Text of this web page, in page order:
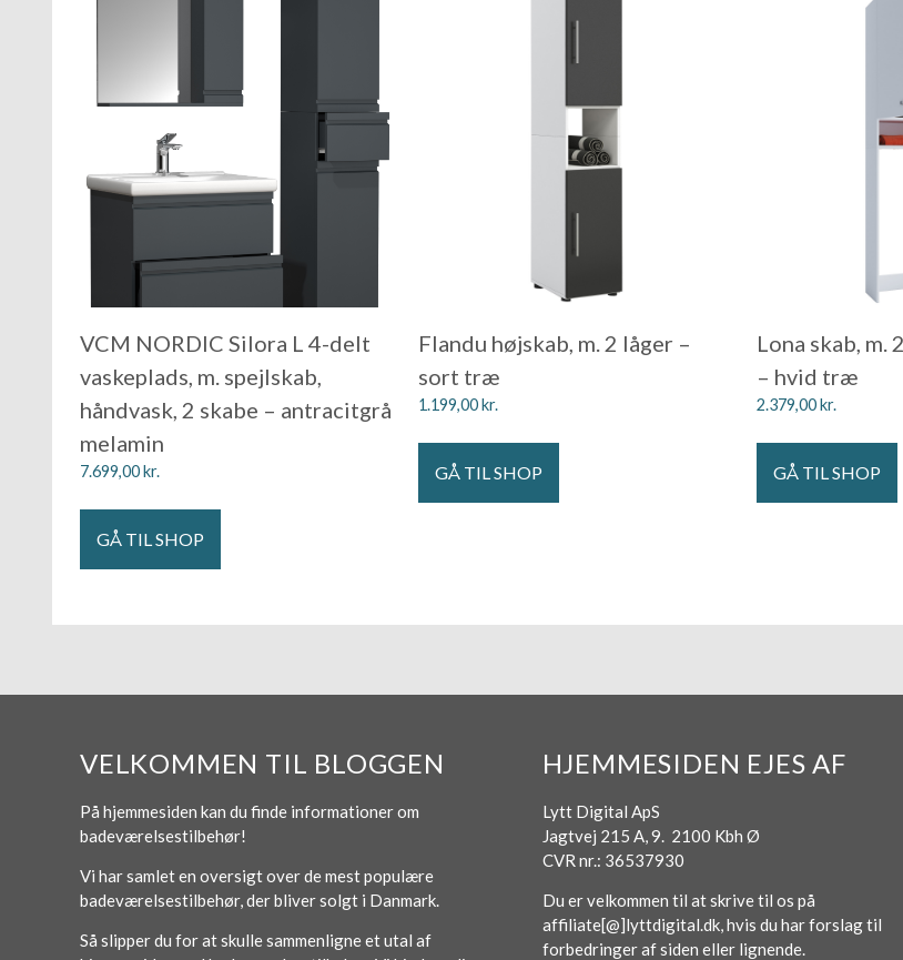
VCM NORDIC Silora L 4-delt
vaskeplads, m. spejlskab,
håndvask, 2 skabe – antracitgrå
melamin
7.699,00kr.
GÅ TIL SHOP
Flandu højskab, m. 2 låger –
sort træ
1.199,00kr.
GÅ TIL SHOP
Lona skab, m.
– hvid træ
2.379,00kr.
GÅ TIL SHOP
VELKOMMEN TIL BLOGGEN
På hjemmesiden kan du finde informationer om
badeværelsestilbehør!
Vi har samlet en oversigt over de mest populære
badeværelsestilbehør, der bliver solgt i Danmark.
Så slipper du for at skulle sammenligne et utal af
HJEMMESIDEN EJES AF
Lytt Digital ApS
Jagtvej 215 A, 9. 2100 Kbh Ø
CVR nr.: 36537930
Du er velkommen til at skrive til os på
affiliate[@]lyttdigital.dk, hvis du har forslag til
forbedringer af siden eller lignende.